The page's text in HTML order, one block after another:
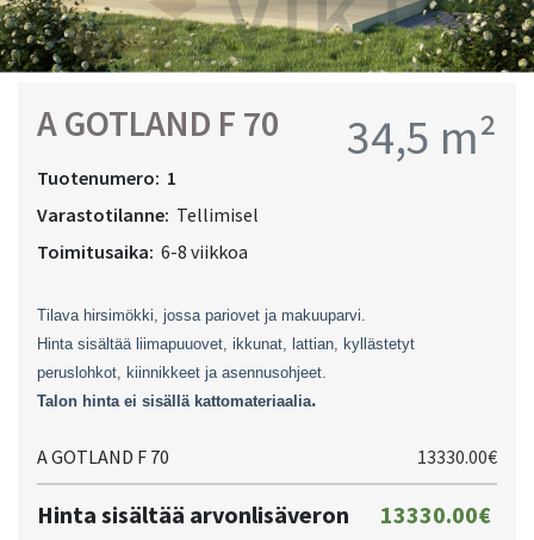
A GOTLAND F 70
Tuotenumero: 1
Varastotilanne: Tellimisel
Toimitusaika: 6-8 viikkoa
34,5 m²
Tilava hirsimökki, jossa pariovet ja makuuparvi.
Hinta sisältää liimapuuovet, ikkunat, lattian, kyllästetyt
peruslohkot, kiinnikkeet ja asennusohjeet.
Talon hinta ei sisällä kattomateriaalia.
A GOTLAND F 70 13330.00€
Hinta sisältää arvonlisäveron 13330.00€